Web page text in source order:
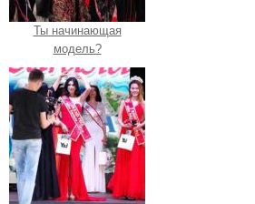
Ты начинающая
модель?